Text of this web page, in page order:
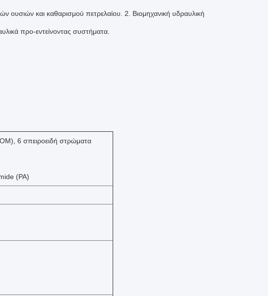
ουσιών και καθαρισμού πετρελαίου. 2. Βιομηχανική υδραυλική
προ-εντείνοντας συστήματα.
6 σπειροειδή στρώματα
(PA)